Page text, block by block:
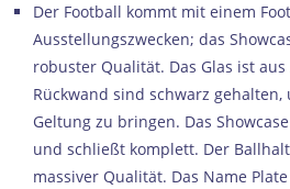
Der Football kommt mit einem
Ausstellungszwecken; das
robuster Qualität. Das Glas ist
Rückwand sind schwarz
Geltung zu bringen. Das
und schließt komplett. Der
massiver Qualität. Das Name